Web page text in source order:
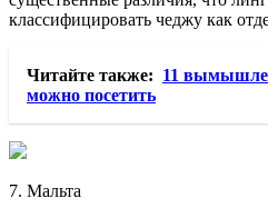
классифицировать чеджу как
Читайте также: 11
можно посетить
7. Мальта